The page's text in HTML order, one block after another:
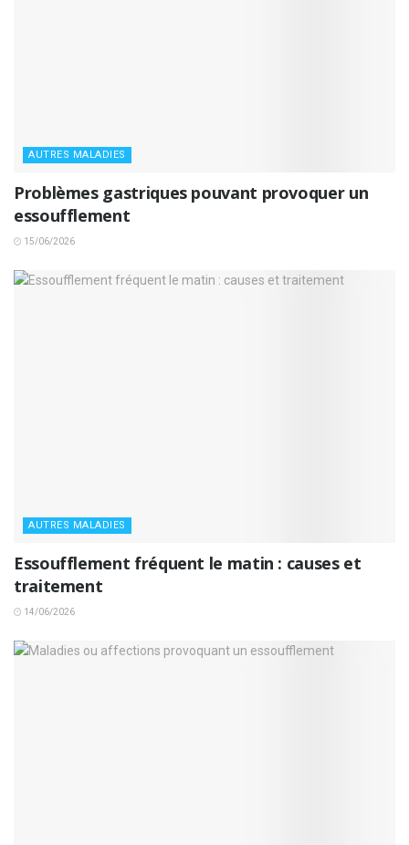
AUTRES MALADIES
Problèmes gastriques pouvant provoquer un
essoufflement
15/06/2026
AUTRES MALADIES
Essoufflement fréquent le matin : causes et
traitement
14/06/2026